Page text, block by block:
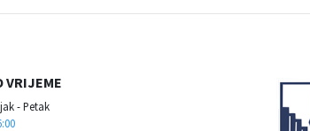
VRIJEME
- Petak